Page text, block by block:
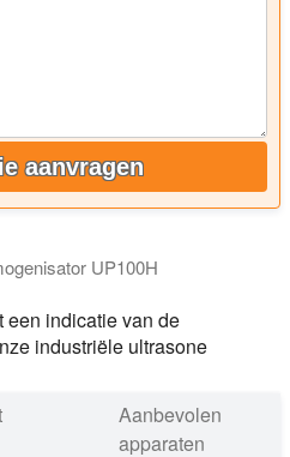
aanvragen
UP100H
een indicatie van de
industriële ultrasone
Aanbevolen
apparaten